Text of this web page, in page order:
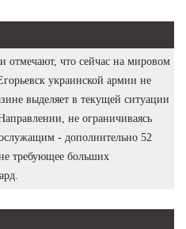
отмечают, что сейчас на мировом
украинской армии не
выделяет в текущей ситуации
не ограничиваясь
- дополнительно 52
требующее больших